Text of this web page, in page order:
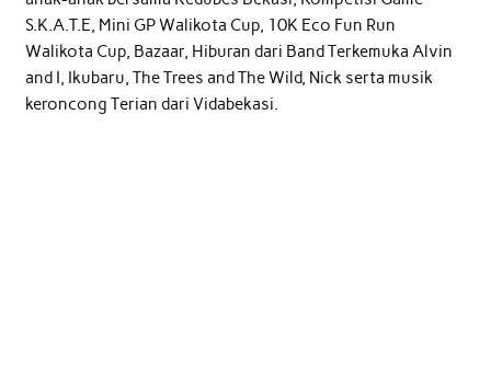
S.K.A.T.E, Mini GP Walikota Cup, 10K Eco Fun Run
Walikota Cup, Bazaar, Hiburan dari Band Terkemuka Alvin
and I, Ikubaru, The Trees and The Wild, Nick serta musik
keroncong Terian dari Vidabekasi.